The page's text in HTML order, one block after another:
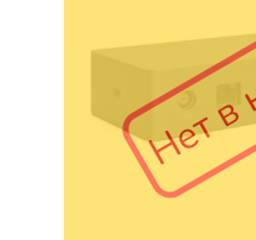
Нет